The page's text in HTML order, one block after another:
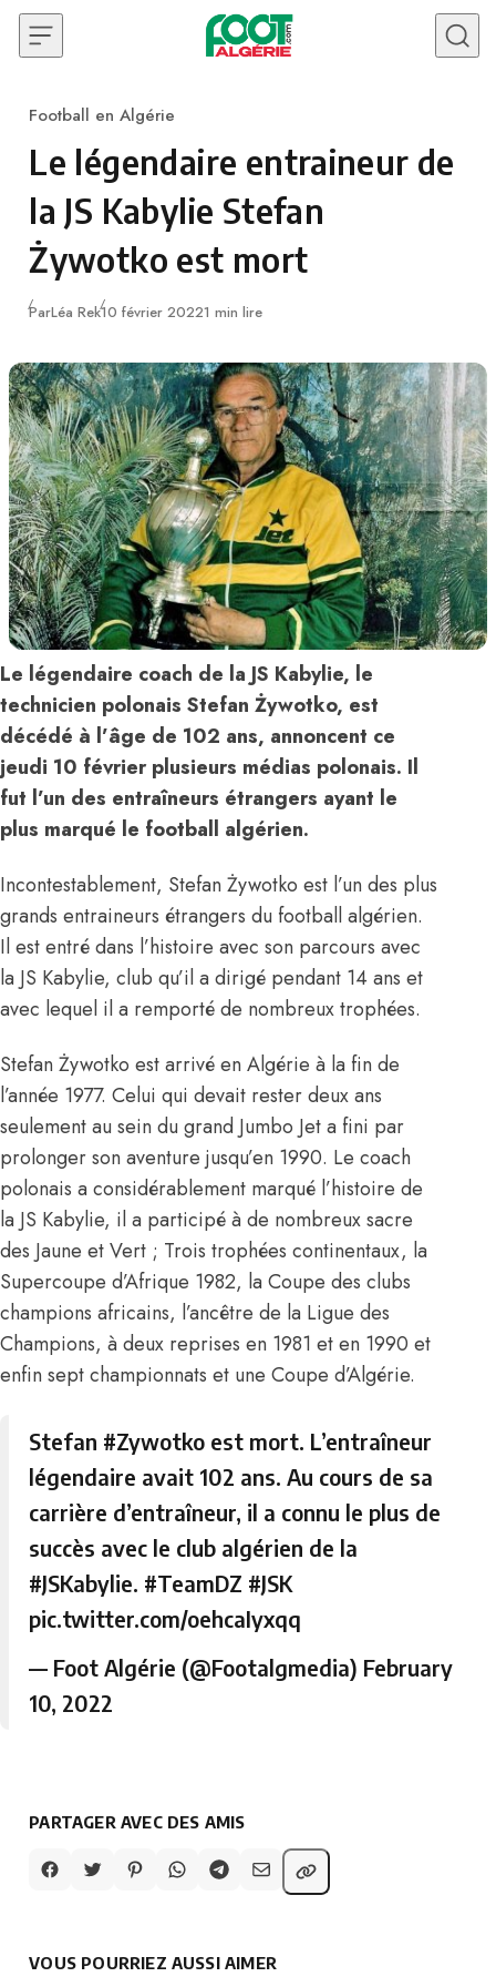
Skip to content
Category
Football en Algérie
Le légendaire entraineur de
la JS Kabylie Stefan
Żywotko est mort
ParLéa RekPublié
10 février 20221 min lire
Le légendaire coach de la JS Kabylie, le
technicien polonais Stefan Żywotko, est
décédé à l’âge de 102 ans, annoncent ce
jeudi 10 février plusieurs médias polonais. Il
fut l’un des entraîneurs étrangers ayant le
plus marqué le football algérien.
Incontestablement, Stefan Żywotko est l’un des plus
grands entraineurs étrangers du football algérien.
Il est entré dans l’histoire avec son parcours avec
la JS Kabylie, club qu’il a dirigé pendant 14 ans et
avec lequel il a remporté de nombreux trophées.
Stefan Żywotko est arrivé en Algérie à la fin de
l’année 1977. Celui qui devait rester deux ans
seulement au sein du grand Jumbo Jet a fini par
prolonger son aventure jusqu’en 1990. Le coach
polonais a considérablement marqué l’histoire de
la JS Kabylie, il a participé à de nombreux sacre
des Jaune et Vert ; Trois trophées continentaux, la
Supercoupe d’Afrique 1982, la Coupe des clubs
champions africains, l’ancêtre de la Ligue des
Champions, à deux reprises en 1981 et en 1990 et
enfin sept championnats et une Coupe d’Algérie.
Stefan #Zywotko est mort. L’entraîneur
légendaire avait 102 ans. Au cours de sa
carrière d’entraîneur, il a connu le plus de
succès avec le club algérien de la
#JSKabylie. #TeamDZ #JSK
pic.twitter.com/oehcaIyxqq
— Foot Algérie (@Footalgmedia) February
10, 2022
PARTAGER AVEC DES AMIS
VOUS POURRIEZ AUSSI AIMER